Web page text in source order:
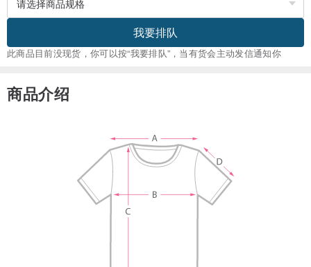
我要排队
此商品目前没现货，你可以按“我要排队”，当有货会主动发信通知你
商品介绍